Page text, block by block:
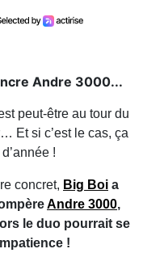
Andre 3000...
peut-être au tour du
Et si c’est le cas, ça
!
concret, Big Boi a
Andre 3000,
le duo pourrait se
!